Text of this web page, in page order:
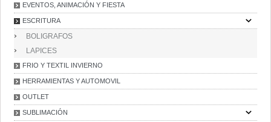
EVENTOS, ANIMACIÓN Y FIESTA
ESCRITURA
BOLIGRAFOS
LAPICES
FRIO Y TEXTIL INVIERNO
HERRAMIENTAS Y AUTOMOVIL
OUTLET
SUBLIMACIÓN